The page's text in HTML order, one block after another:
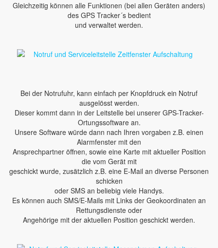
Gleichzeitig können alle Funktionen (bei allen Geräten anders)
des GPS Tracker´s bedient
und verwaltet werden.
Bei der Notrufuhr, kann einfach per Knopfdruck ein Notruf
ausgelösst werden.
Dieser kommt dann in der Leitstelle bei unserer GPS-Tracker-
Ortungssoftware an.
Unsere Software würde dann nach Ihren vorgaben z.B. einen
Alarmfenster mit den
Ansprechpartner öffnen, sowie eine Karte mit aktueller Position
die vom Gerät mit
geschickt wurde, zusätzlich z.B. eine E-Mail an diverse Personen
schicken
oder SMS an beliebig viele Handys.
Es können auch SMS/E-Mails mit Links der Geokoordinaten an
Rettungsdienste oder
Angehörige mit der aktuellen Position geschickt werden.